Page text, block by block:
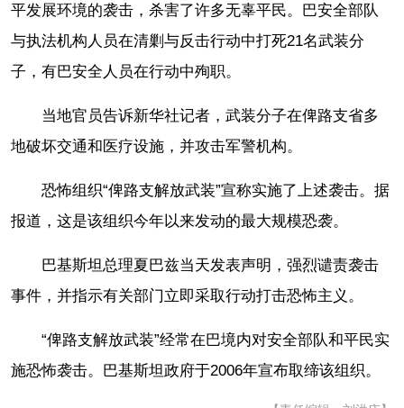
平发展环境的袭击，杀害了许多无辜平民。巴安全部队
与执法机构人员在清剿与反击行动中打死21名武装分
子，有巴安全人员在行动中殉职。
当地官员告诉新华社记者，武装分子在俾路支省多
地破坏交通和医疗设施，并攻击军警机构。
恐怖组织“俾路支解放武装”宣称实施了上述袭击。据
报道，这是该组织今年以来发动的最大规模恐袭。
巴基斯坦总理夏巴兹当天发表声明，强烈谴责袭击
事件，并指示有关部门立即采取行动打击恐怖主义。
“俾路支解放武装”经常在巴境内对安全部队和平民实
施恐怖袭击。巴基斯坦政府于2006年宣布取缔该组织。